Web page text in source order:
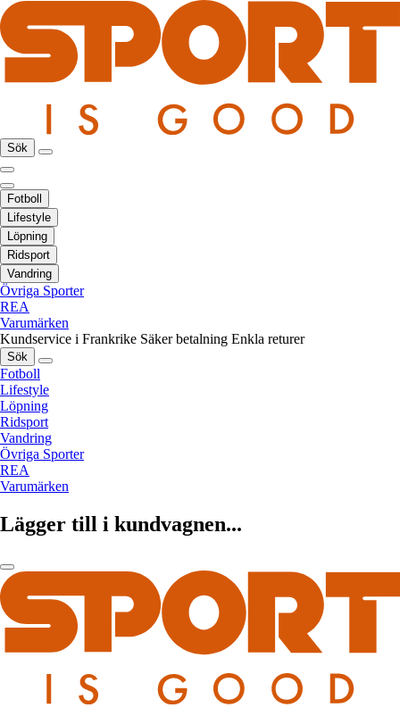
Sök
Fotboll
Lifestyle
Löpning
Ridsport
Vandring
Övriga Sporter
REA
Varumärken
Kundservice i Frankrike Säker betalning Enkla returer
Sök
Fotboll
Lifestyle
Löpning
Ridsport
Vandring
Övriga Sporter
REA
Varumärken
Lägger till i kundvagnen...